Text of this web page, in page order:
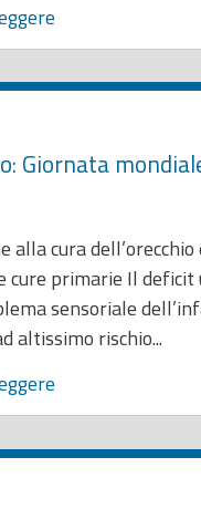
Giornata
alla cura dell’orecchio
cure primarie Il deficit
sensoriale
altissimo rischio...